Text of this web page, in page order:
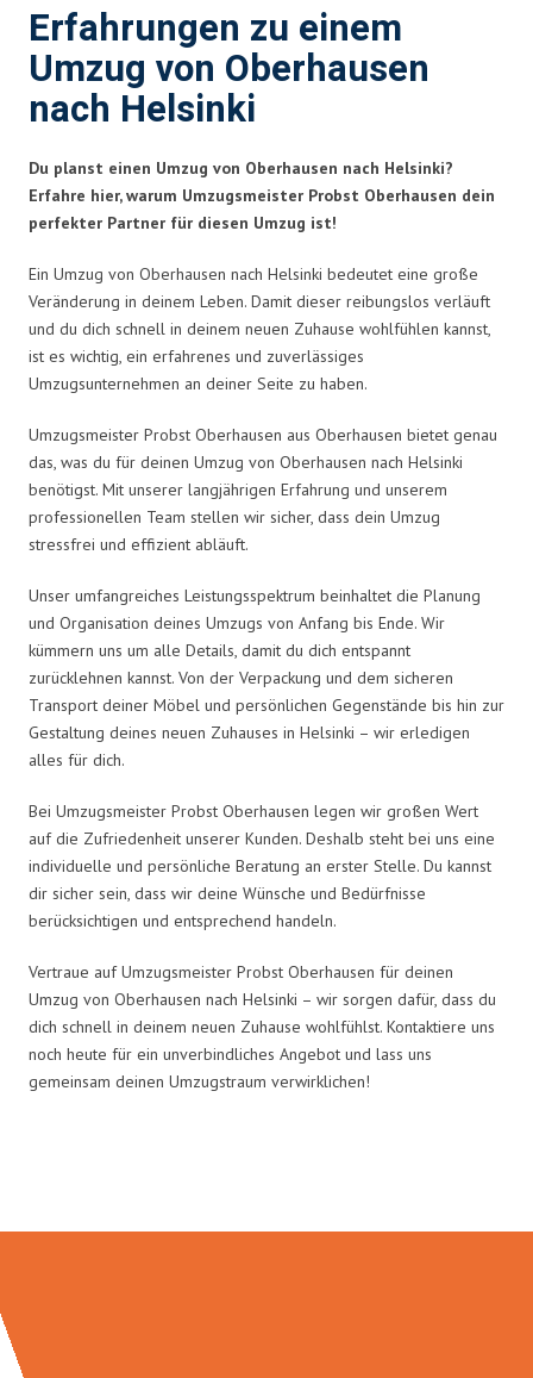
Erfahrungen zu einem
Umzug von Oberhausen
nach Helsinki
Du planst einen Umzug von Oberhausen nach Helsinki?
Erfahre hier, warum Umzugsmeister Probst Oberhausen dein
perfekter Partner für diesen Umzug ist!
Ein Umzug von Oberhausen nach Helsinki bedeutet eine große
Veränderung in deinem Leben. Damit dieser reibungslos verläuft
und du dich schnell in deinem neuen Zuhause wohlfühlen kannst,
ist es wichtig, ein erfahrenes und zuverlässiges
Umzugsunternehmen an deiner Seite zu haben.
Umzugsmeister Probst Oberhausen aus Oberhausen bietet genau
das, was du für deinen Umzug von Oberhausen nach Helsinki
benötigst. Mit unserer langjährigen Erfahrung und unserem
professionellen Team stellen wir sicher, dass dein Umzug
stressfrei und effizient abläuft.
Unser umfangreiches Leistungsspektrum beinhaltet die Planung
und Organisation deines Umzugs von Anfang bis Ende. Wir
kümmern uns um alle Details, damit du dich entspannt
zurücklehnen kannst. Von der Verpackung und dem sicheren
Transport deiner Möbel und persönlichen Gegenstände bis hin zur
Gestaltung deines neuen Zuhauses in Helsinki – wir erledigen
alles für dich.
Bei Umzugsmeister Probst Oberhausen legen wir großen Wert
auf die Zufriedenheit unserer Kunden. Deshalb steht bei uns eine
individuelle und persönliche Beratung an erster Stelle. Du kannst
dir sicher sein, dass wir deine Wünsche und Bedürfnisse
berücksichtigen und entsprechend handeln.
Vertraue auf Umzugsmeister Probst Oberhausen für deinen
Umzug von Oberhausen nach Helsinki – wir sorgen dafür, dass du
dich schnell in deinem neuen Zuhause wohlfühlst. Kontaktiere uns
noch heute für ein unverbindliches Angebot und lass uns
gemeinsam deinen Umzugstraum verwirklichen!